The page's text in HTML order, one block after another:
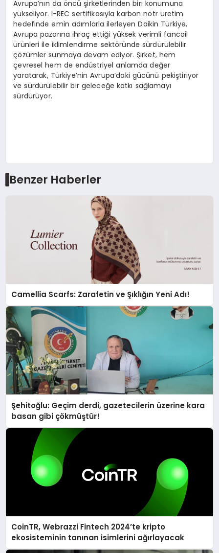
Avrupa’nın da öncü şirketlerinden biri konumuna
yükseliyor. I-REC sertifikasıyla karbon nötr üretim
hedefinde emin adımlarla ilerleyen Daikin Türkiye,
Avrupa pazarına ihraç ettiği yüksek verimli fancoil
ürünleri ile iklimlendirme sektöründe sürdürülebilir
çözümler sunmaya devam ediyor. Şirket, hem
çevresel hem de endüstriyel anlamda değer
yaratarak, Türkiye’nin Avrupa’daki gücünü pekiştiriyor
ve sürdürülebilir bir geleceğe katkı sağlamayı
sürdürüyor.
Benzer Haberler
Camellia Scarfs: Zarafetin ve Şıklığın Yeni Adı!
Şehitoğlu: Geçim derdi, gazetecilerin üzerine kara
basan gibi çökmüştür!
CoinTR, Webrazzi Fintech 2024’te kripto
ekosisteminin tanınan isimlerini ağırlayacak